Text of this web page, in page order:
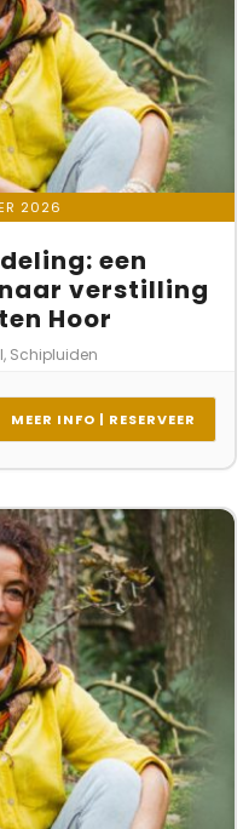
2026
een
verstilling
Hoor
Schipluiden
MEER INFO | RESERVEER